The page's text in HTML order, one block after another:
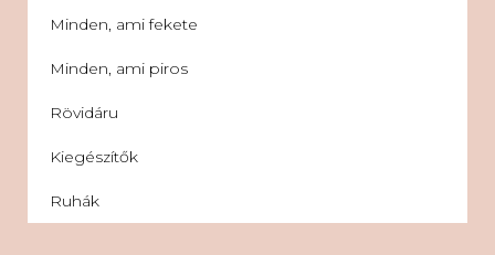
Minden, ami fekete
Minden, ami piros
Rövidáru
Kiegészítők
Ruhák